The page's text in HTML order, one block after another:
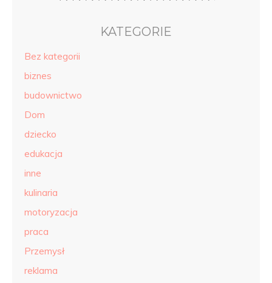
KATEGORIE
Bez kategorii
biznes
budownictwo
Dom
dziecko
edukacja
inne
kulinaria
motoryzacja
praca
Przemysł
reklama